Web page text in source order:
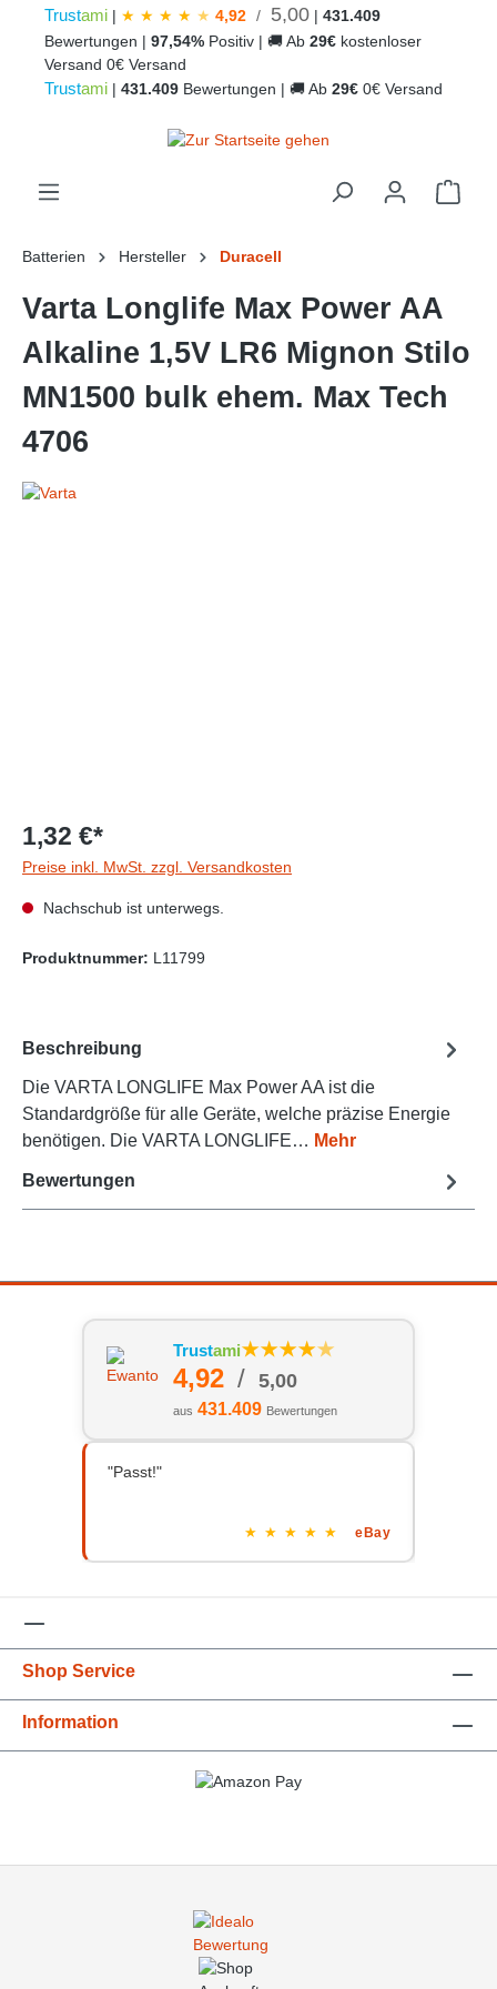
springen
Trustami | ★ ★ ★ ★ ★ 4,92 / 5,00 | 431.409
Bewertungen | 97,54% Positiv | 🚚 Ab 29€ kostenloser
Versand 0€ Versand
Trustami | 431.409 Bewertungen | 🚚 Ab 29€ 0€ Versand
Batterien Hersteller Duracell
Varta Longlife Max Power AA
Alkaline 1,5V LR6 Mignon Stilo
MN1500 bulk ehem. Max Tech
4706
1,32 €*
Preise inkl. MwSt. zzgl. Versandkosten
Nachschub ist unterwegs.
Produktnummer: L11799
Beschreibung
Die VARTA LONGLIFE Max Power AA ist die
Standardgröße für alle Geräte, welche präzise Energie
benötigen. Die VARTA LONGLIFE… Mehr
Bewertungen
Trustami★★★★★
4,92 / 5,00
aus 431.409 Bewertungen
"Passt!"
★ ★ ★ ★ ★ eBay
Shop Service
Information